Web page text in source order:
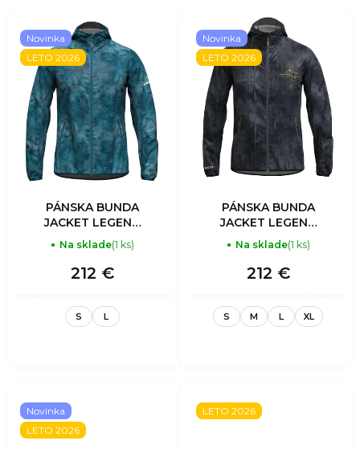
Novinka
LETO 2026
PÁNSKA BUNDA
JACKET LEGEND
SHELL -
MOUNTAIN
Na sklade(1 ks)
212 €
S L
Novinka
LETO 2026
PÁNSKA BUNDA
JACKET LEGEND
SHELL - SHADOW
Na sklade(1 ks)
212 €
S M L XL
Novinka
LETO 2026
LETO 2026